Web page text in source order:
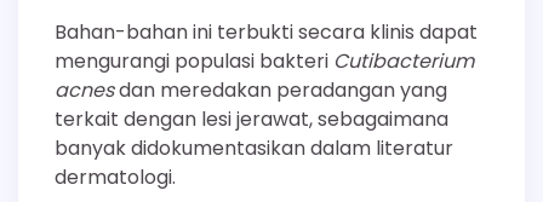
Bahan-bahan ini terbukti secara klinis dapat
mengurangi populasi bakteri Cutibacterium
acnesdan meredakan peradangan yang
terkait dengan lesi jerawat, sebagaimana
banyak didokumentasikan dalam literatur
dermatologi.